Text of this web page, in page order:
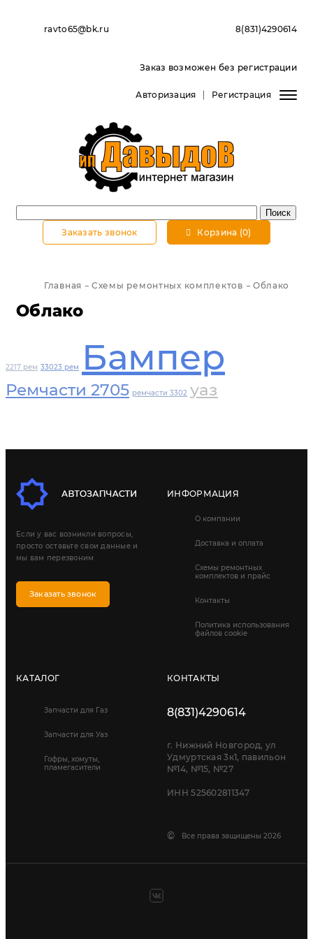
ravto65@bk.ru 8(831)4290614
Заказ возможен без регистрации
Авторизация Регистрация
Заказать звонок Корзина (0)
Главная Схемы ремонтных комплектов Облако
Облако
2217 рем 33023 рем Бампер
Ремчасти 2705 ремчасти 3302 уаз
Если у вас возникли вопросы,
просто оставьте свои данные и
мы вам перезвоним
Заказать звонок
ИНФОРМАЦИЯ
О компании
Доставка и оплата
Схемы ремонтных
комплектов и прайс
Контакты
Политика использования
файлов cookie
КАТАЛОГ
Запчасти для Газ
Запчасти для Уаз
Гофры, хомуты,
пламегасители
КОНТАКТЫ
8(831)4290614
г. Нижний Новгород, ул
Удмуртская 3к1, павильон
№14, №15, №27
ИНН 525602811347
© Все права защищены 2026